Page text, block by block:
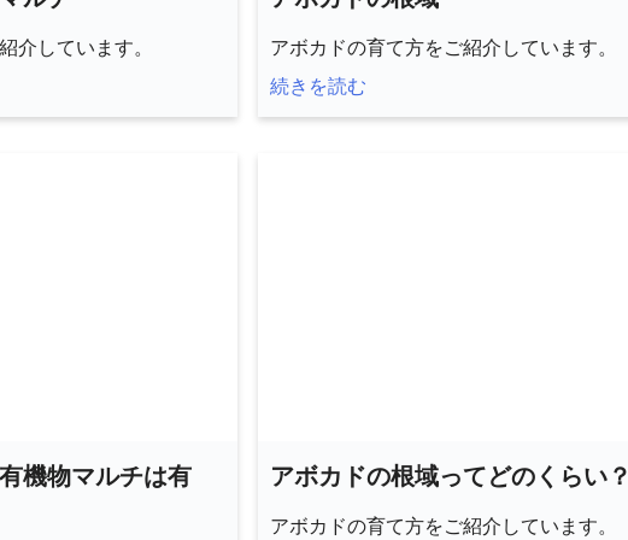
介しています。
アボカドの育て方をご紹介しています。
続きを読む
機物マルチは有
アボカドの根域ってどのくらい？
アボカドの育て方をご紹介しています。